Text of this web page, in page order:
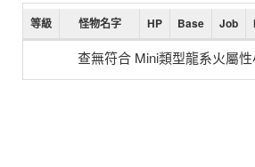
等級 怪物名字 HP Base Job
查無符合 Mini類型龍系火屬